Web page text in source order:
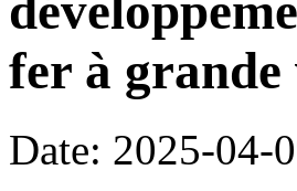
fer à grande
Date: 2025-04-